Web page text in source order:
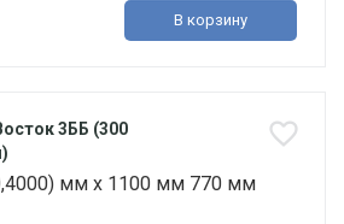
В корзину
3ББ (300
мм х 1100 мм 770 мм